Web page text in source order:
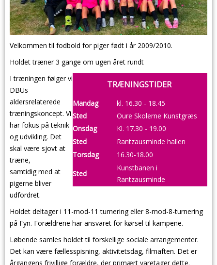
Velkommen til fodbold for piger født i år 2009/2010.
Holdet træner 3 gange om ugen året rundt
TRÆNINGSTIDER
Mandag
kl. 16.30 - 18.45
Sted
Oure Skolerne Kunstgræs
Onsdag
Kl. 17.30 - 19.00
Sted
Rantzausminde hallen
Torsdag
16.30-18.00
Sted
Kunstbanen i
Rantzausminde
I træningen følger vi
DBUs
aldersrelaterede
træningskoncept. Vi
har fokus på teknik
og udvikling. Det
skal være sjovt at
træne,
samtidig med at
pigerne bliver
udfordret.
Holdet deltager i 11-mod-11 turnering eller 8-mod-8-turnering
på Fyn. Forældrene har ansvaret for kørsel til kampene.
Løbende samles holdet til forskellige sociale arrangementer.
Det kan være fællesspisning, aktivitetsdag, filmaften. Det er
årgangens frivillige forældre, der primært varetager dette.